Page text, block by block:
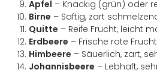
Apfel – Knackig (grün) oder
Birne – Saftig, zart
Quitte – Reife Frucht, leicht
Erdbeere – Frische rote
Himbeere – Säuerlich, zart,
Johannisbeere – Lebhaft,